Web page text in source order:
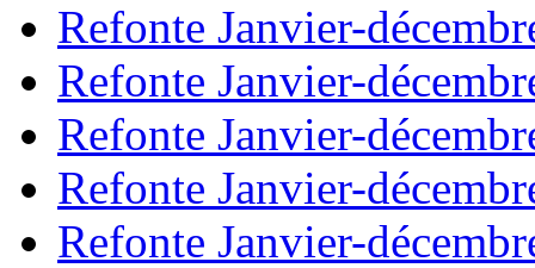
Refonte Janvier-
Refonte Janvier-
Refonte Janvier-
Refonte Janvier-
Refonte Janvier-